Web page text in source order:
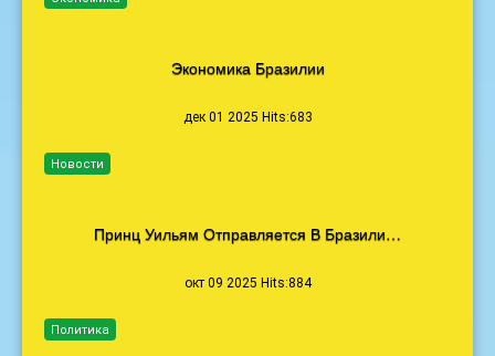
Экономика Бразилии
дек 01 2025 Hits:683
Принц Уильям Отправляется В Бразили…
окт 09 2025 Hits:884
Новости
Политика